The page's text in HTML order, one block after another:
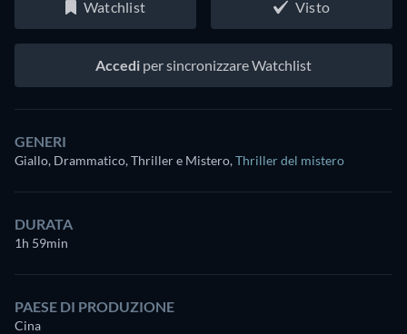
Watchlist Visto
Accedi per sincronizzare Watchlist
GENERI
Giallo, Drammatico, Thriller e Mistero,Thriller del mistero
DURATA
1h 59min
PAESE DI PRODUZIONE
Cina